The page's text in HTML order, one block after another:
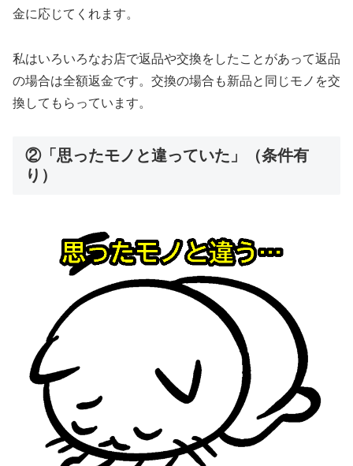
金に応じてくれます。
私はいろいろなお店で返品や交換をしたことがあって返品
の場合は全額返金です。交換の場合も新品と同じモノを交
換してもらっています。
②「思ったモノと違っていた」（条件有
り）